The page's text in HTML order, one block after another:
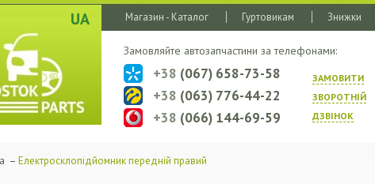
UA Магазин - Каталог Гуртовикам Знижки
Замовляйте автозапчастини за телефонами:
ЗАМОВИТИ
ЗВОРОТНIЙ
ДЗВIНОК
+38 (067) 658-73-58
+38 (063) 776-44-22
+38 (066) 144-69-59
– Електросклопідйомник передній правий